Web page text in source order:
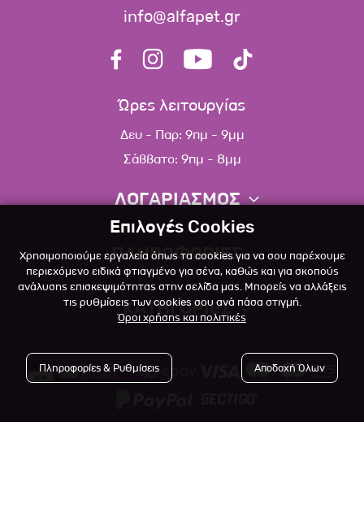
info@alfapet.gr
Ώρες λειτουργίας
Δευ - Παρ: 9πμ - 9μμ
Σάββατο: 9πμ - 8μμ
ΛΟΓΑΡΙΑΣΜΟΣ
Πληροφορίες λογαριασμού
Λίστα αγαπημένων
Πολιτική επιστροφών
ΠΛΗΡΟΦΟΡΙΕΣ
Σχετικά
Επικοινωνία
Blog
Όροι Χρήσης
Πολιτική Απορρήτου
ΚΑΤΗΓΟΡΙΕΣ
Επιλογές Cookies
Χρησιμοποιούμε εργαλεία όπως τα cookies για να σου παρέχουμε
περιεχόμενο ειδικά φτιαγμένο για σένα, καθώς και για σκοπούς
ανάλυσης επισκεψιμότητας στην σελίδα μας. Μπορείς να αλλάξεις
τις ρυθμίσεις των cookies σου ανά πάσα στιγμή.
Όροι χρήσης και πολιτικές
Πληροφορίες & Ρυθμίσεις Αποδοχή Όλων